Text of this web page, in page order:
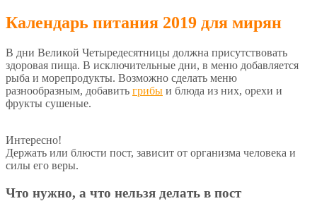
Календарь питания 2019 для мирян
В дни Великой Четыредесятницы должна присутствовать
здоровая пища. В исключительные дни, в меню добавляется
рыба и морепродукты. Возможно сделать меню
разнообразным, добавить грибы и блюда из них, орехи и
фрукты сушеные.
Интересно!
Держать или блюсти пост, зависит от организма человека и
силы его веры.
Что нужно, а что нельзя делать в пост